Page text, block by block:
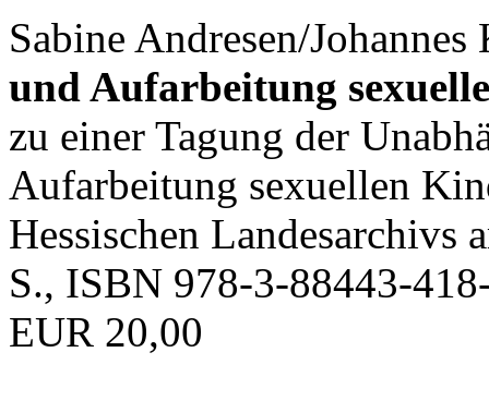
Sabine Andresen/
und Aufarbeitung
zu einer Tagung der
Aufarbeitung sexuellen
Hessischen Landesarchivs
S., ISBN 978-3-88443-
EUR 20,00